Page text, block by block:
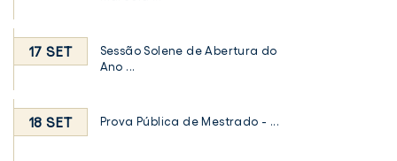
17 SET
Sessão Solene de Abertura do
Ano ...
18 SET Prova Pública de Mestrado - ...